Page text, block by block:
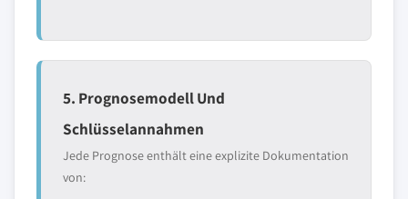
5. Prognosemodell Und
Schlüsselannahmen
Jede Prognose enthält eine explizite Dokumentation
von: